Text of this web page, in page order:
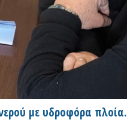
με υδροφόρα πλοία.